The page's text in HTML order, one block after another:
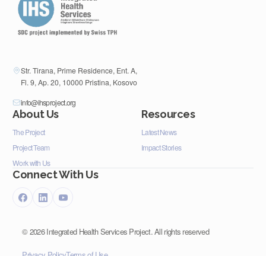
Str. Tirana, Prime Residence, Ent. A,
Fl. 9, Ap. 20, 10000 Pristina, Kosovo
info@ihsproject.org
About Us
The Project
Project Team
Work with Us
Resources
Latest News
Impact Stories
Connect With Us
©2026Integrated Health Services Project. All rights reserved